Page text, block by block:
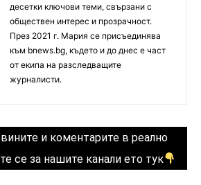
десетки ключови теми, свързани с
обществен интерес и прозрачност.
През 2021 г. Мария се присъединява
към bnews.bg, където и до днес е част
от екипа на разследващите
журналисти.
и коментарите в реално
се за нашите канали ето тук